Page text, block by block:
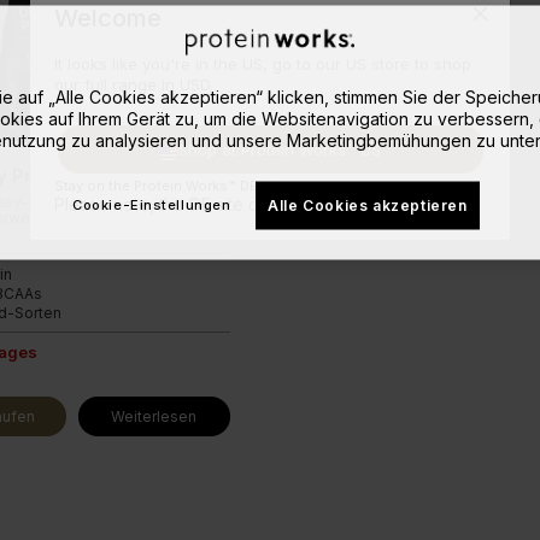
Isolat mit allen 9 EAAs und
Sorten
Weiterlesen
auf „Alle Cookies akzeptieren“ klicken, stimmen Sie der
auf Ihrem Gerät zu, um die Websitenavigation zu verbessern,
zu analysieren und unsere Marketingbemühungen zu
Alle Cookies akzeptieren
Cookie-Einstellungen
Shop at Protein Works™ US
Stay on the Protein Works™ DE site.
Please note, the DE site doesn't ship to your location.